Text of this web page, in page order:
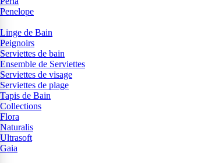
Penelope
Linge de Bain
Peignoirs
Serviettes de bain
Ensemble de Serviettes
Serviettes de visage
Serviettes de plage
Tapis de Bain
Collections
Flora
Naturalis
Ultrasoft
Gaia